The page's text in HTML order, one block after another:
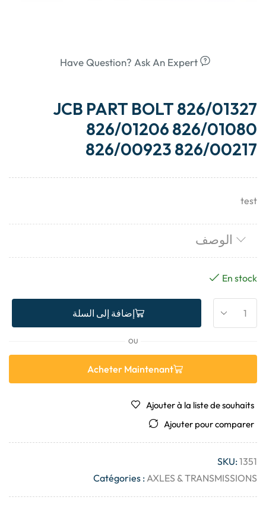
Have Question? Ask An Expert
JCB PART BOLT 826/01327
826/01206 826/01080
826/00923 826/00217
test
الوصف
En stock
إضافة إلى السلة
OU
Acheter Maintenant
Ajouter à la liste de souhaits
Ajouter pour comparer
SKU:1351
Catégories :AXLES & TRANSMISSIONS